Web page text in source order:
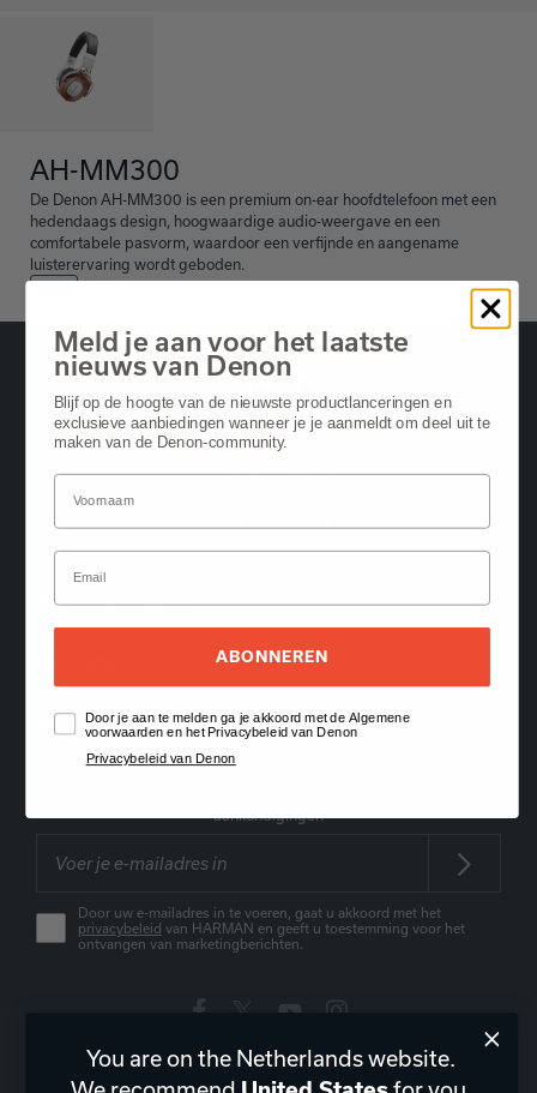
AH-MM300
De Denon AH-MM300 is een premium on-ear hoofdtelefoon met een
hedendaags design, hoogwaardige audio-weergave en een
comfortabele pasvorm, waardoor een verfijnde en aangename
luisterervaring wordt geboden.
Oude Stadsgracht 1, 5611DD Eindhoven, NL
+31 (0) 407 987615
Bestelling Support
About Us
aankondigingen
Door uw e-mailadres in te voeren, gaat u akkoord met het
privacybeleid van HARMAN en geeft u toestemming voor het
ontvangen van marketingberichten.
Nederland| NL
You are on the Netherlands website.
Meld je aan voor het laatste
nieuws van Denon
Blijf op de hoogte van de nieuwste productlanceringen en
exclusieve aanbiedingen wanneer je je aanmeldt om deel uit te
maken van de Denon-community.
ABONNEREN
Door je aan te melden ga je akkoord met de Algemene
voorwaarden en het Privacybeleid van Denon
Privacybeleid van Denon